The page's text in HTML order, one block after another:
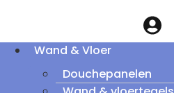
Wand & Vloer
Douchepanelen